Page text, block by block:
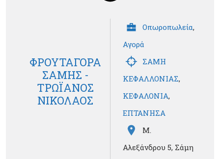
ΦΡΟΥΤΑΓΟΡΑ
ΣΑΜΗΣ -
ΤΡΩΪΑΝΟΣ
ΝΙΚΟΛΑΟΣ
Οπωροπωλεία,
Αγορά
ΣΑΜΗ
ΚΕΦΑΛΛΟΝΙΑΣ,
ΚΕΦΑΛΟΝΙΑ,
ΕΠΤΑΝΗΣΑ
Μ.
Αλεξάνδρου 5, Σάμη